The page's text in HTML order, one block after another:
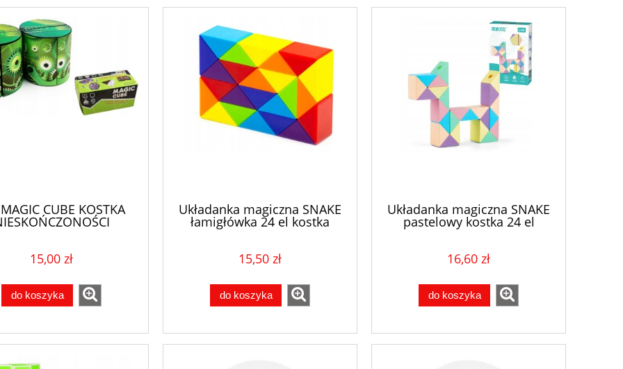
CUBE KOSTKA
15,00 zł
do koszyka
Układanka magiczna SNAKE
łamigłówka 24 el kostka
15,50 zł
do koszyka
Układanka magiczna SNAKE
pastelowy kostka 24 el
16,60 zł
do koszyka